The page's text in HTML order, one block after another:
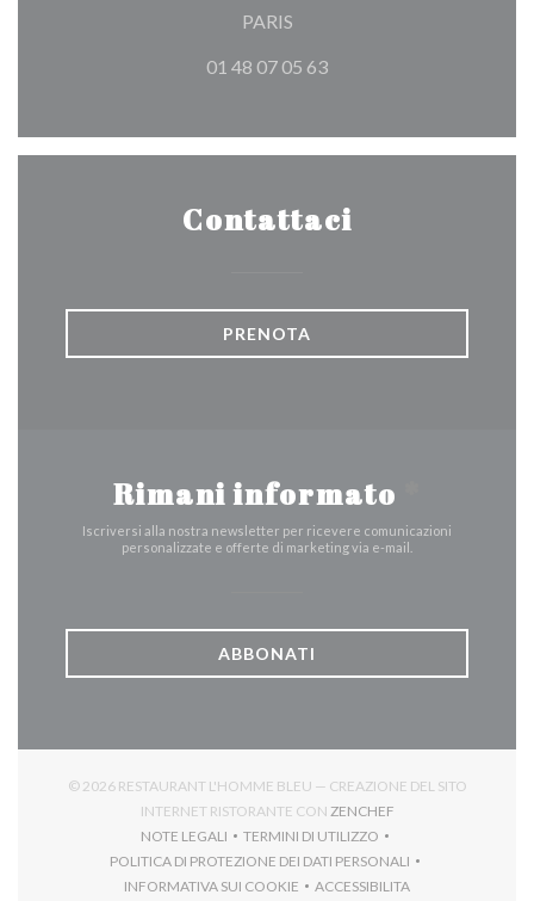
PARIS((apre una nuova finestra))
01 48 07 05 63
Contattaci
PRENOTA
Rimani informato
Iscriversi alla nostra newsletter per ricevere comunicazioni
personalizzate e offerte di marketing via e-mail.
ABBONATI
© 2026 RESTAURANT L'HOMME BLEU — CREAZIONE DEL SITO
INTERNET RISTORANTE CON ZENCHEF((APRE UNA NUOVA
NOTE LEGALI
((APRE UNA NUOVA FINESTRA))
TERMINI DI UTILIZZO
((APRE UNA NUOVA FINESTRA))
POLITICA DI PROTEZIONE DEI DATI PERSONALI
((APRE UNA NUOVA FINESTRA))
INFORMATIVA SUI COOKIE
((APRE UNA NUOVA FINESTRA))
ACCESSIBILITA
((APRE UNA NUOVA